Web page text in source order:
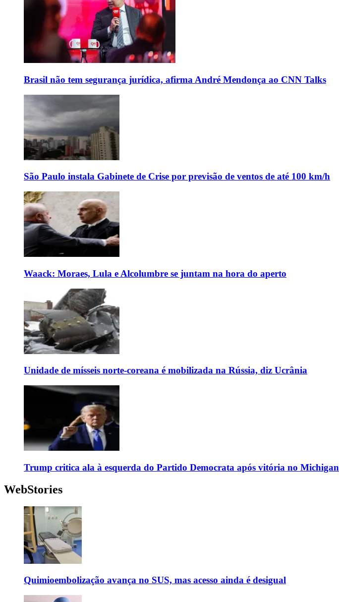
Brasil não tem segurança jurídica, afirma André Mendonça ao CNN Talks
São Paulo instala Gabinete de Crise por previsão de ventos de até 100 km/h
Waack: Moraes, Lula e Alcolumbre se juntam na hora do aperto
Unidade de mísseis norte-coreana é mobilizada na Rússia, diz Ucrânia
Trump critica ala à esquerda do Partido Democrata após vitória no Michigan
WebStories
Quimioembolização avança no SUS, mas acesso ainda é desigual